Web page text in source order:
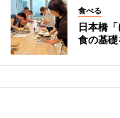
食べる
日本橋
食の基